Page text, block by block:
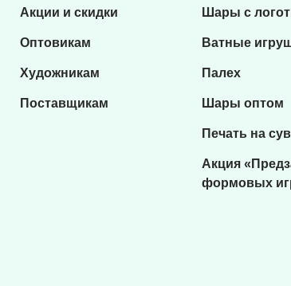
Акции и скидки
Оптовикам
Художникам
Поставщикам
Шары с
Ватные
Палех
Шары оптом
Печать на
Акция
формовых